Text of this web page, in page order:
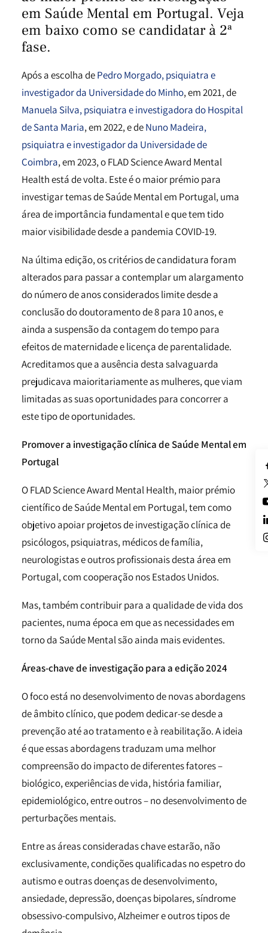
em Saúde Mental em Portugal. Veja
em baixo como se candidatar à 2ª
fase.
Após a escolha dePedro Morgado, psiquiatra e
investigador da Universidade do Minho, em 2021, de
Manuela Silva, psiquiatra e investigadora do Hospital
de Santa Maria, em 2022, e deNuno Madeira,
psiquiatra e investigador da Universidade de
Coimbra, em 2023, o FLAD Science Award Mental
Health está de volta. Este é o maior prémio para
investigar temas de Saúde Mental em Portugal, uma
área de importância fundamental e que tem tido
maior visibilidade desde a pandemia COVID-19.
Na última edição, os critérios de candidatura foram
alterados para passar a contemplar um alargamento
do número de anos considerados limite desde a
conclusão do doutoramento de 8 para 10 anos, e
ainda a suspensão da contagem do tempo para
efeitos de maternidade e licença de parentalidade.
Acreditamos que a ausência desta salvaguarda
prejudicava maioritariamente as mulheres, que viam
limitadas as suas oportunidades para concorrer a
este tipo de oportunidades.
Promover a investigação clínica de Saúde Mental em
Portugal
O FLAD Science Award Mental Health, maior prémio
científico de Saúde Mental em Portugal, tem como
objetivo apoiar projetos de investigação clínica de
psicólogos, psiquiatras, médicos de família,
neurologistas e outros profissionais desta área em
Portugal, com cooperação nos Estados Unidos.
Mas, também contribuir para a qualidade de vida dos
pacientes, numa época em que as necessidades em
torno da Saúde Mental são ainda mais evidentes.
Áreas-chave de investigação para a edição 2024
O foco está no desenvolvimento de novas abordagens
de âmbito clínico, que podem dedicar-se desde a
prevenção até ao tratamento e à reabilitação. A ideia
é que essas abordagens traduzam uma melhor
compreensão do impacto de diferentes fatores –
biológico, experiências de vida, história familiar,
epidemiológico, entre outros – no desenvolvimento de
perturbações mentais.
Entre as áreas consideradas chave estarão, não
exclusivamente, condições qualificadas no espetro do
autismo e outras doenças de desenvolvimento,
ansiedade, depressão, doenças bipolares, síndrome
obsessivo-compulsivo, Alzheimer e outros tipos de